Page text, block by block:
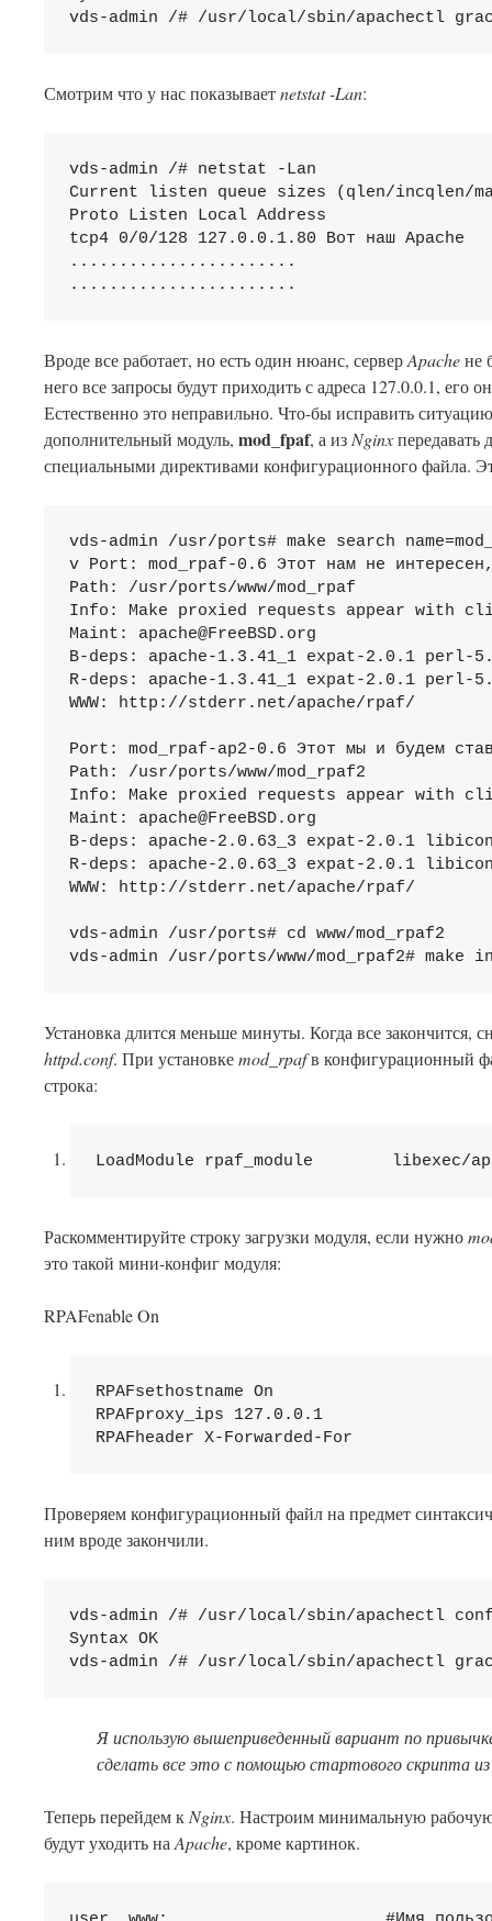
Смотрим что у нас показываетnetstat -Lan:
vds-admin /# netstat -Lan
Current listen queue sizes (qlen/incqlen/
Proto Listen Local Address
tcp4 0/0/128 127.0.0.1.80 Вот наш Apache
.......................
Вроде все работает, но есть один нюанс, серверApacheне
него все запросы будут приходить с адреса 127.0.0.1, его
Естественно это неправильно. Что-бы исправить
дополнительный модуль, mod_fpaf, а из Nginxпередавать
специальными директивами конфигурационного файла.
vds-admin /usr/ports# make search
v Port: mod_rpaf-0.6 Этот нам не
Path: /usr/ports/www/mod_rpaf
Info: Make proxied requests appear with
Maint: apache@FreeBSD.org
B-deps: apache-1.3.41_1 expat-2.0.1 perl-
R-deps: apache-1.3.41_1 expat-2.0.1 perl-
WWW: http://stderr.net/apache/rpaf/
Port: mod_rpaf-ap2-0.6 Этот мы и будем
Path: /usr/ports/www/mod_rpaf2
Info: Make proxied requests appear with
Maint: apache@FreeBSD.org
B-deps: apache-2.0.63_3 expat-2.0.1
R-deps: apache-2.0.63_3 expat-2.0.1
WWW: http://stderr.net/apache/rpaf/
vds-admin /usr/ports# cd www/mod_rpaf2
Установка длится меньше минуты. Когда все закончится,
httpd.conf. При установкеmod_rpafв конфигурационный
строка:
LoadModule rpaf_module        libexec/
Раскомментируйте строку загрузки модуля, если нужно
это такой мини-конфиг модуля:
RPAFenableOn
RPAFsethostname
RPAFproxy_ips 127.0.0.1
RPAFheader X-Forwarded-For
Проверяем конфигурационный файл на предмет
ним вроде закончили.
vds-admin /# /usr/local/sbin/apachectl
Syntax OK
Я использую вышеприведенный вариант по
сделать все это с помощью стартового скрипта
Теперь перейдем к Nginx. Настроим минимальную
будут уходить на Apache, кроме картинок.